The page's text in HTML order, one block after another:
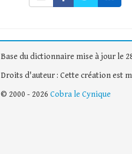
Base du dictionnaire mise à jour le
Droits d'auteur : Cette création est
© 2000 - 2026 Cobra le Cynique